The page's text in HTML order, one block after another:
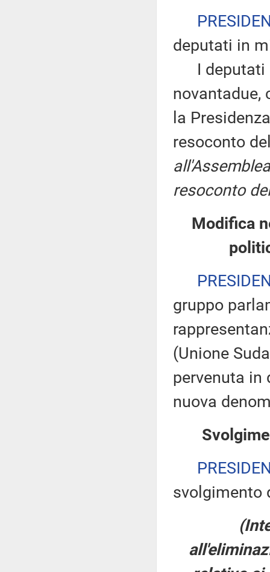
deputati in
I deputati
novantadue,
la
resoconto
resoconto
Modifica
gruppo
(Unione
pervenuta in
nuova
svolgimento